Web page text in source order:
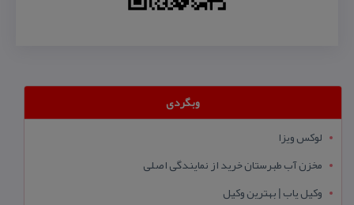
وبگردی
لوکس ویزا
مخزن آب طبرستان خرید از نمایندگی اصلی
وکیل یاب | بهترین وکیل